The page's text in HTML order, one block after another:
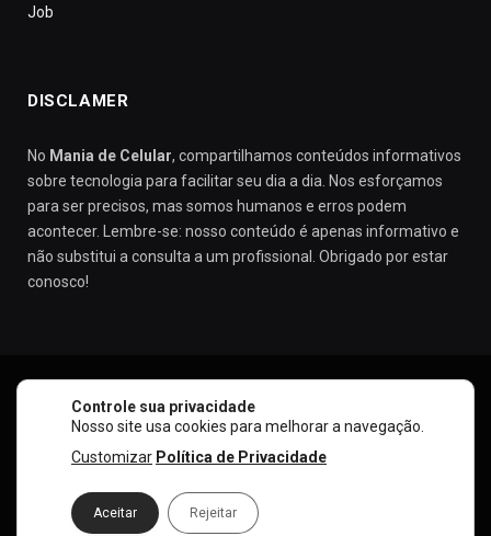
Job
DISCLAMER
No Mania de Celular, compartilhamos conteúdos informativos
sobre tecnologia para facilitar seu dia a dia. Nos esforçamos
para ser precisos, mas somos humanos e erros podem
acontecer. Lembre-se: nosso conteúdo é apenas informativo e
não substitui a consulta a um profissional. Obrigado por estar
conosco!
SOBRE NÓS CONTATO POLÍTICA DE PRIVACIDADE
POLÍTICA DE COOKIES TERMOS DE USO
© 2026 Mania de Celular. Todos os direitos reservados.
Controle sua privacidade
Nosso site usa cookies para melhorar a navegação.
Customizar Política de Privacidade
Aceitar Rejeitar